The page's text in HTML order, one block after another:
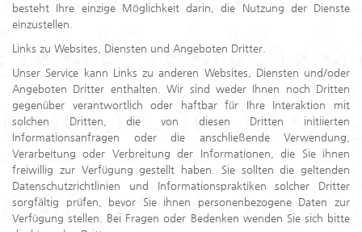
besteht Ihre einzige Möglichkeit darin, die Nutzung der Dienste
einzustellen.
Links zu Websites, Diensten und Angeboten Dritter.
Unser Service kann Links zu anderen Websites, Diensten und/oder
Angeboten Dritter enthalten. Wir sind weder Ihnen noch Dritten
gegenüber verantwortlich oder haftbar für Ihre Interaktion mit
solchen Dritten, die von diesen Dritten initiierten
Informationsanfragen oder die anschließende Verwendung,
Verarbeitung oder Verbreitung der Informationen, die Sie ihnen
freiwillig zur Verfügung gestellt haben. Sie sollten die geltenden
Datenschutzrichtlinien und Informationspraktiken solcher Dritter
sorgfältig prüfen, bevor Sie ihnen personenbezogene Daten zur
Verfügung stellen. Bei Fragen oder Bedenken wenden Sie sich bitte